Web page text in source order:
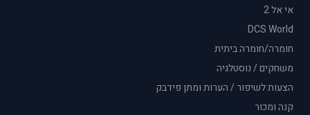
אי אל 2
DCS World
חומרה/חומרה ביתית
משחקים / נוסטלגיה
הצעות לשיפור / הערות ומתן פידבק
קנה ומכור